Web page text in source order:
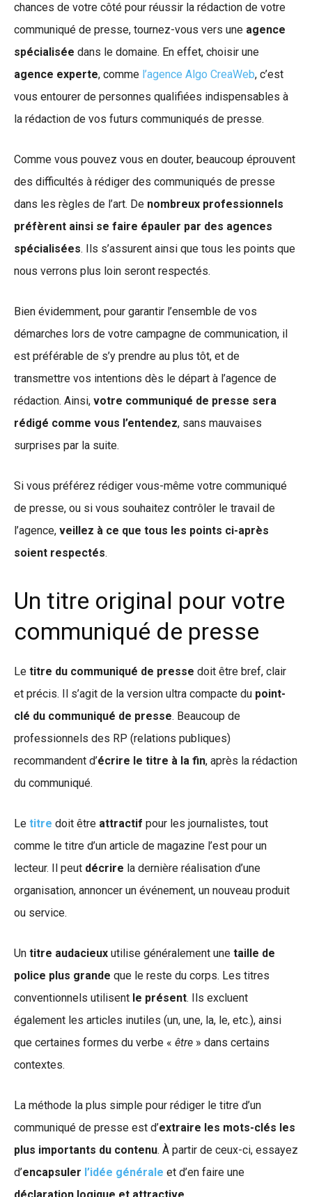
chances de votre côté pour réussir la rédaction de votre
communiqué de presse, tournez-vous vers une agence
spécialisée dans le domaine. En effet, choisir une
agence experte, comme l’agence Algo CreaWeb, c’est
vous entourer de personnes qualifiées indispensables à
la rédaction de vos futurs communiqués de presse.
Comme vous pouvez vous en douter, beaucoup éprouvent
des difficultés à rédiger des communiqués de presse
dans les règles de l’art. De nombreux professionnels
préfèrent ainsi se faire épauler par des agences
spécialisées. Ils s’assurent ainsi que tous les points que
nous verrons plus loin seront respectés.
Bien évidemment, pour garantir l’ensemble de vos
démarches lors de votre campagne de communication, il
est préférable de s’y prendre au plus tôt, et de
transmettre vos intentions dès le départ à l’agence de
rédaction. Ainsi, votre communiqué de presse sera
rédigé comme vous l’entendez, sans mauvaises
surprises par la suite.
Si vous préférez rédiger vous-même votre communiqué
de presse, ou si vous souhaitez contrôler le travail de
l’agence, veillez à ce que tous les points ci-après
soient respectés.
Un titre original pour votre
communiqué de presse
Le titre du communiqué de presse doit être bref, clair
et précis. Il s’agit de la version ultra compacte du point-
clé du communiqué de presse. Beaucoup de
professionnels des RP (relations publiques)
recommandent d’écrire le titre à la fin, après la rédaction
du communiqué.
Le titre doit être attractif pour les journalistes, tout
comme le titre d’un article de magazine l’est pour un
lecteur. Il peut décrire la dernière réalisation d’une
organisation, annoncer un événement, un nouveau produit
ou service.
Un titre audacieux utilise généralement une taille de
police plus grande que le reste du corps. Les titres
conventionnels utilisent le présent. Ils excluent
également les articles inutiles (un, une, la, le, etc.), ainsi
que certaines formes du verbe « être » dans certains
contextes.
La méthode la plus simple pour rédiger le titre d’un
communiqué de presse est d’extraire les mots-clés les
plus importants du contenu. À partir de ceux-ci, essayez
d’encapsuler l’idée générale et d’en faire une